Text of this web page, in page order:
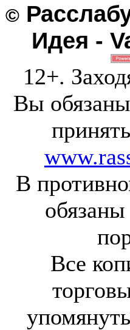
©
Идея -
12+.
Вы
принять
В
Все